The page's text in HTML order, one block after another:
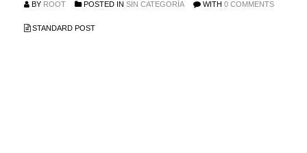
BY ROOT POSTED IN SIN CATEGORÍA WITH 0 COMMENTS
STANDARD POST